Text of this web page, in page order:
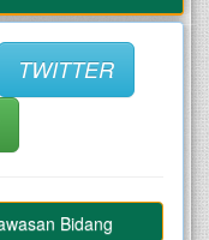
TWITTER
Bidang